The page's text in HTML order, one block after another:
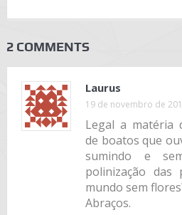
2 COMMENTS
Laurus
19 de novembro de
Legal a matéria
de boatos que
sumindo e
polinização das
mundo sem
Abraços.